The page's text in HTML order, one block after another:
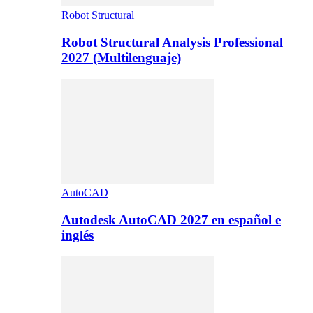
Robot Structural
Robot Structural Analysis Professional
2027 (Multilenguaje)
AutoCAD
Autodesk AutoCAD 2027 en español e
inglés